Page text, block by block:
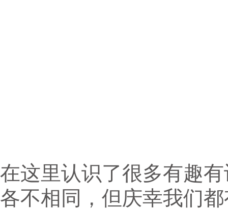
在这里认识了很多有趣
各不相同，但庆幸我们